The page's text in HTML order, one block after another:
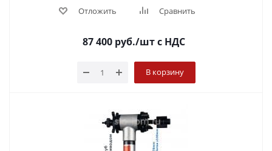
Отложить Сравнить
87 400 руб./штс НДС
В корзину